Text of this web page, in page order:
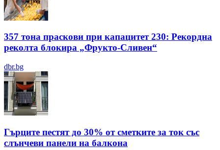
357 тона праскови при капацитет 230: Рекордна
реколта блокира „Фрукто-Сливен“
dbr.bg
Гърците пестят до 30% от сметките за ток със
слънчеви панели на балкона